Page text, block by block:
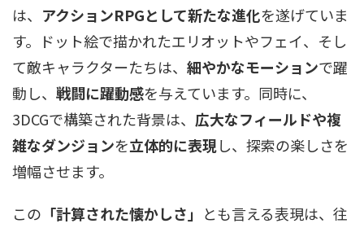
は、 アクションRPGとして新たな進化を遂げていま
す。ドット絵で描かれたエリオットやフェイ、そし
て敵キャラクターたちは、 細やかなモーションで躍
動し、 戦闘に躍動感を与えています。同時に、
3DCGで構築された背景は、 広大なフィールドや複
雑なダンジョンを立体的に表現し、探索の楽しさを
増幅させます。
この 「計算された懐かしさ」 とも言える表現は、往